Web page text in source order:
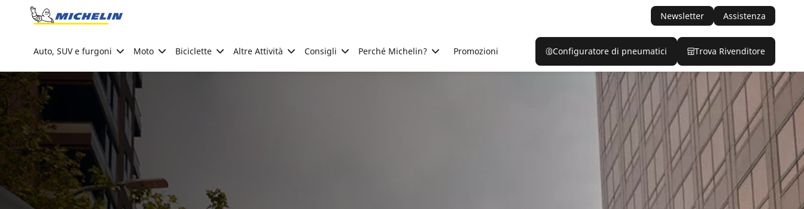
Go to page content
Newsletter Assistenza
Auto, SUV e furgoni Moto Biciclette Altre Attività Consigli Perché Michelin? Promozioni Configuratore di pneumatici Trova Rivenditore